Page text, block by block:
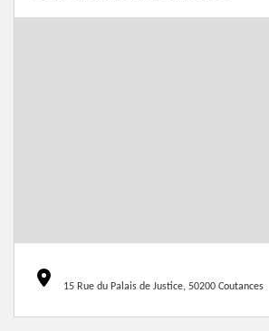
15 Rue du Palais de Justice, 50200 Coutances